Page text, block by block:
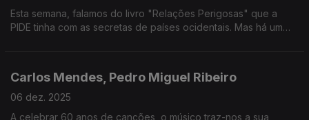
Esta semana, falamos do livro "Relações Perigosas" que a
PIDE tinha com as secretas de países ocidentais. Mas há um
Carlos Mendes, Pedro Miguel Ribeiro
06 dez. 2025
A celebrar 60 anos de canções, o músico traz-nos a sua